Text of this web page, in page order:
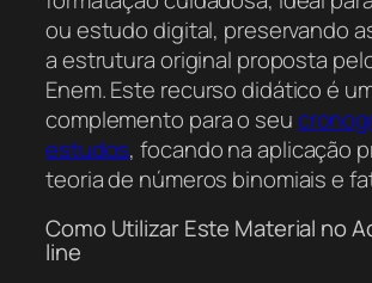
ou estudo digital, preservando
a estrutura original proposta
Enem. Este recurso didático é
complemento para o seu
estudos, focando na aplicação
teoria de números binomiais e
Como Utilizar Este Material no
line